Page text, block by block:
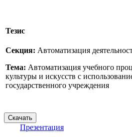
Тезис
Секция: Автоматизация
Тема: Автоматизация учебного
культуры и искусств с
государственного учреждения
Презентация